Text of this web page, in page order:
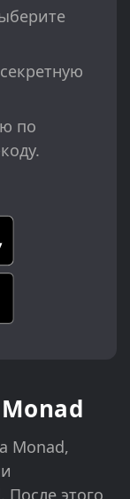
по
Monad,
этого